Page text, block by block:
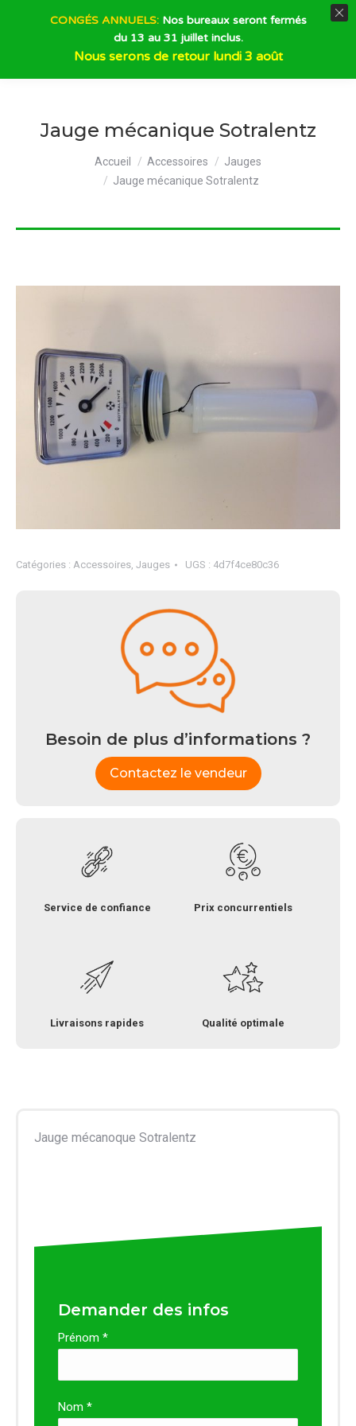
Jauge mécanique Sotralentz
Accueil Accessoires
Jauges
Jauge mécanique Sotralentz
Catégories : Accessoires, Jauges UGS : 4d7f4ce80c36
Besoin de plus d’informations ?
Contactez le vendeur
Service de confiance Prix concurrentiels
Livraisons rapides Qualité optimale
Jauge mécanoque Sotralentz
Demander des infos
Prénom *
Nom *
CONGÉS ANNUELS:Nos bureaux seront fermés
du 13 au 31 juillet inclus.
Nous serons de retour lundi 3 août